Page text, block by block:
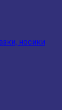
носики